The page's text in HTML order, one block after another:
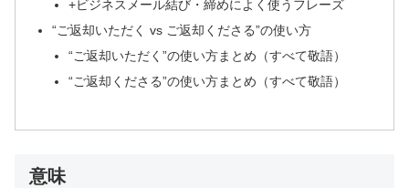
+ビジネスメール結び・締めによく使うフレーズ
“ご返却いただく vs ご返却くださる”の使い方
“ご返却いただく”の使い方まとめ（すべて敬語）
“ご返却くださる”の使い方まとめ（すべて敬語）
意味